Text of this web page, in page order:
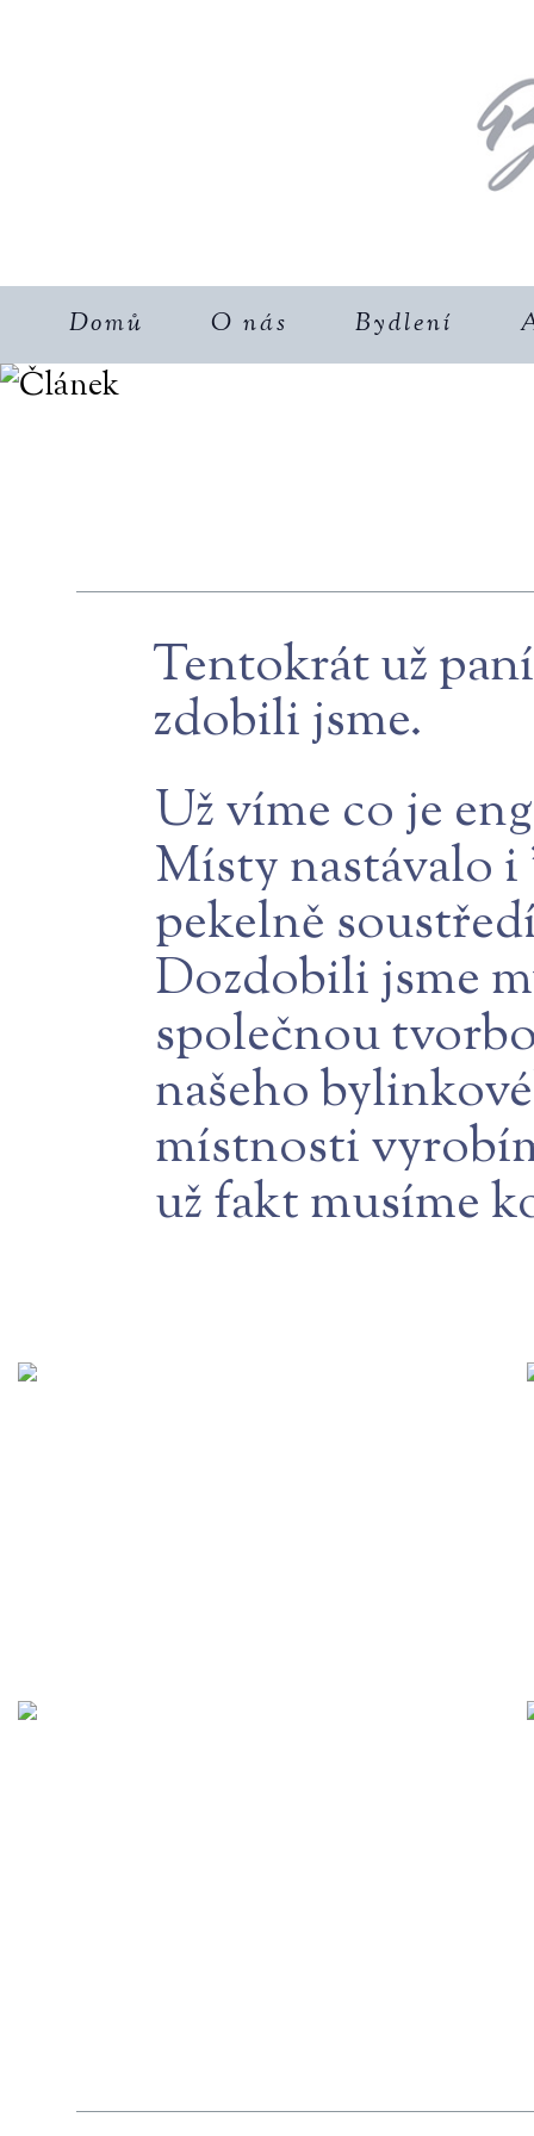
Domů O nás Bydlení
Tentokrát už
zdobili jsme.
Už víme co je
Místy nastávalo
pekelně
Dozdobili jsme
společnou
našeho
místnosti
už fakt musíme